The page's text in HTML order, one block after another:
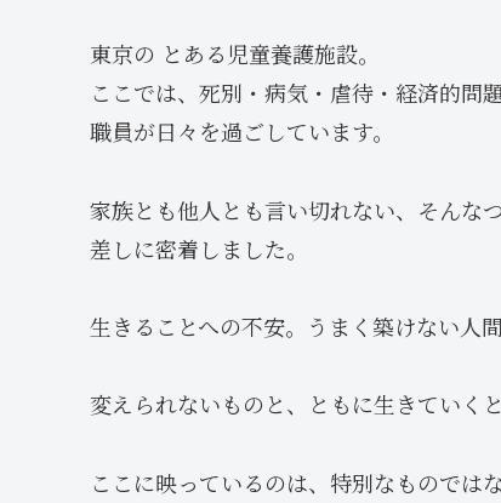
東京の とある児童養護施設。
ここでは、死別・病気・虐待・経済的問
職員が日々を過ごしています。
家族とも他人とも言い切れない、そんな
差しに密着しました。
生きることへの不安。うまく築けない人間
変えられないものと、ともに生きていく
ここに映っているのは、特別なものでは